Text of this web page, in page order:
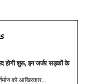
होगी शुरू, इन जर्जर सड़कों के
को आखिरकार...